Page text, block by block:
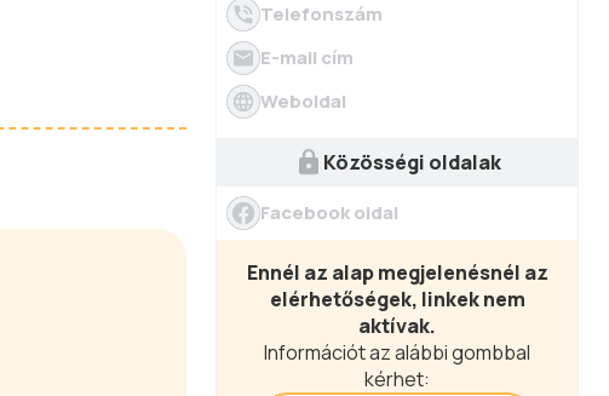
Telefonszám
E-mail cím
Weboldal
Közösségi oldalak
Facebook oldal
Ennél az alap megjelenésnél az
elérhetőségek, linkek nem
aktívak.
Információt az alábbi gombbal
kérhet: